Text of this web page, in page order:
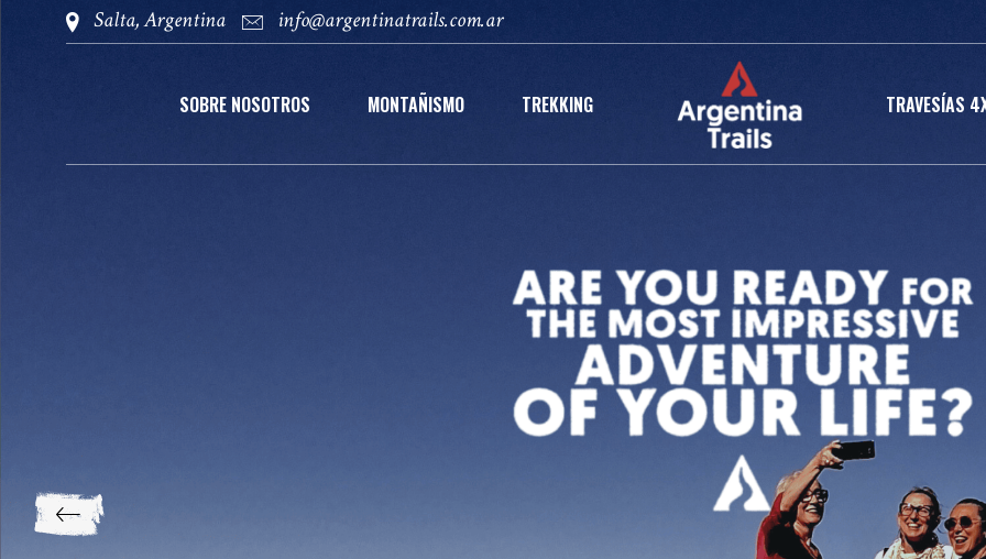
Salta, Argentina info@argentinatrails.com.ar
SOBRE NOSOTROS MONTAÑISMO TREKKING TRAVESÍAS